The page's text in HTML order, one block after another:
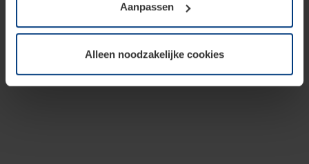
soorten cookies is uw toestemming benodigd. Uw
toestemming kunt u op elk moment bij de uitleg van de
wijzigen of herroepen.
Aanpassen
Alleen noodzakelijke cookies